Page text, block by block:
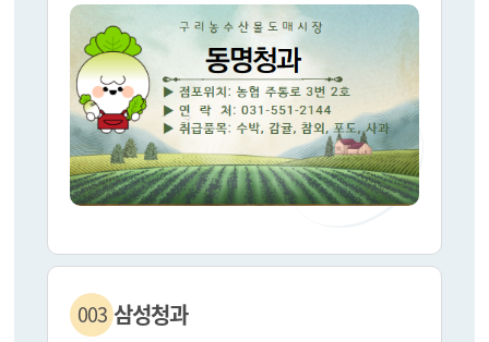
003 삼성청과